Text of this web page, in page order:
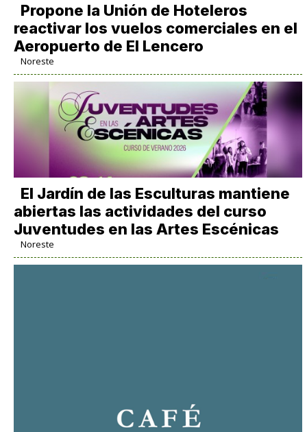
Propone la Unión de Hoteleros
reactivar los vuelos comerciales en el
Aeropuerto de El Lencero
Noreste
El Jardín de las Esculturas mantiene
abiertas las actividades del curso
Juventudes en las Artes Escénicas
Noreste